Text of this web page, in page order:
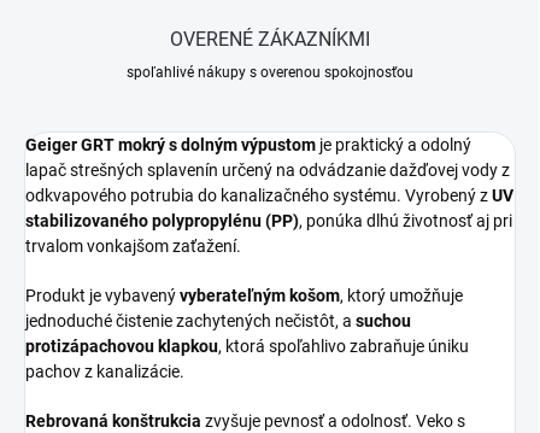
OVERENÉ ZÁKAZNÍKMI
spoľahlivé nákupy s overenou spokojnosťou
GeigerGRTmokrýsdolnýmvýpustom je praktickýa odolný
lapačstrešných splavenín určený na odvádzaniedažďovejvodyz
odkvapového potrubia do kanalizačnéhosystému. VyrobenýzUV
stabilizovanéhopolypropylénu (PP), ponúka dlhú životnosťaj pri
trvalomvonkajšomzaťažení.
Produkt jevybavenývyberateľným košom, ktorý umožňuje
jednoduchéčisteniezachytených nečistôt, a suchou
protizápachovou klapkou, ktorá spoľahlivozabraňuje úniku
pachovz kanalizácie.
Rebrovaná konštrukcia zvyšuje pevnosťa odolnosť. Vekos